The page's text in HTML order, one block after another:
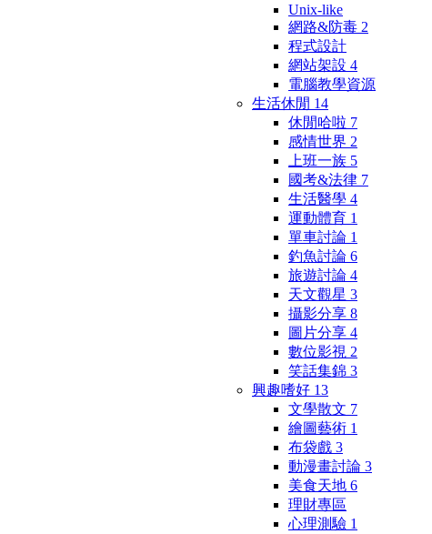
Unix-like
網路&防毒 2
程式設計
網站架設 4
電腦教學資源
生活休閒 14
休閒哈啦 7
感情世界 2
上班一族 5
國考&法律 7
生活醫學 4
運動體育 1
單車討論 1
釣魚討論 6
旅遊討論 4
天文觀星 3
攝影分享 8
圖片分享 4
數位影視 2
笑話集錦 3
興趣嗜好 13
文學散文 7
繪圖藝術 1
布袋戲 3
動漫畫討論 3
美食天地 6
理財專區
心理測驗 1